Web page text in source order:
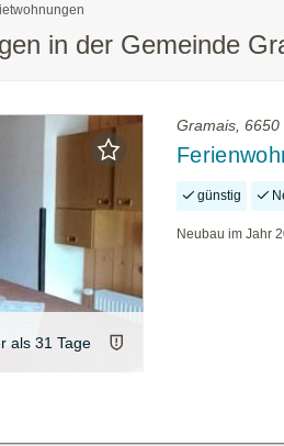
in der Gemeinde
als 31 Tage
Gramais, 6650
günstig
Neubau im Jahr